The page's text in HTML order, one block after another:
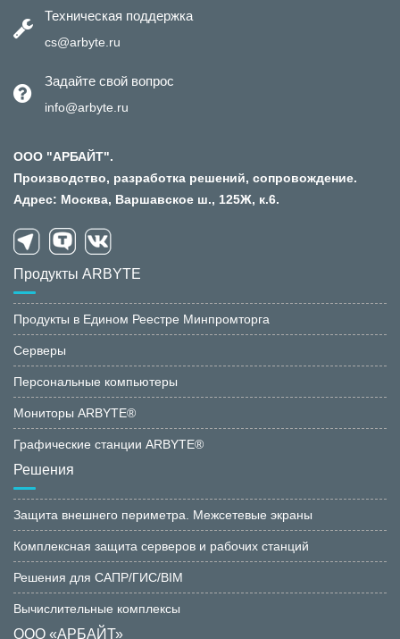
Техническая поддержка
cs@arbyte.ru
Задайте свой вопрос
info@arbyte.ru
ООО "АРБАЙТ".
Производство, разработка решений, сопровождение.
Адрес: Москва, Варшавское ш., 125Ж, к.6.
Продукты ARBYTE
Продукты в Едином Реестре Минпромторга
Серверы
Персональные компьютеры
Мониторы ARBYTE®
Графические станции ARBYTE®
Решения
Защита внешнего периметра. Межсетевые экраны
Комплексная защита серверов и рабочих станций
Решения для САПР/ГИС/BIM
Вычислительные комплексы
ООО «АРБАЙТ»